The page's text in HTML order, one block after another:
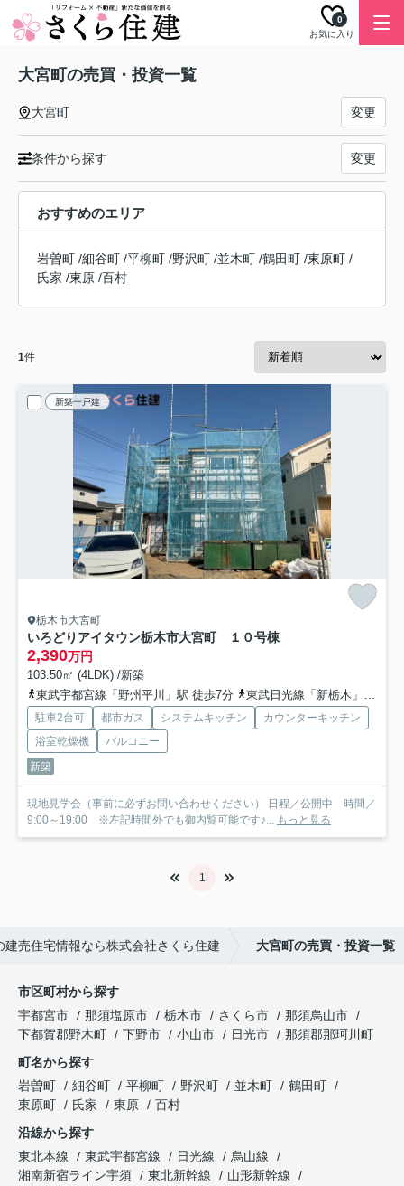
お気に入り
0
大宮町の売買・投資一覧
大宮町 変更
条件から探す 変更
おすすめのエリア
岩曽町 /細谷町 /平柳町 /野沢町 /並木町 /鶴田町 /東原町 /
氏家 /東原 /百村
1件
新築一戸建
栃木市大宮町
いろどりアイタウン栃木市大宮町 １０号棟
2,390万円
103.50㎡ (4LDK) /新築
東武宇都宮線「野州平川」駅 徒歩7分
東武日光線「新栃木」駅 徒歩25分
駐車2台可 都市ガス システムキッチン
カウンターキッチン
浴室乾燥機
バルコニー
新築
現地見学会（事前に必ずお問い合わせください） 日程／公開中 時間／
9:00～19:00 ※左記時間外でも御内覧可能です♪... もっと見る
1
建売住宅情報なら株式会社さくら住建 大宮町の売買・投資一覧
市区町村から探す
宇都宮市
那須塩原市 栃木市 さくら市
那須烏山市
下都賀郡野木町
下野市 小山市 日光市
那須郡那珂川町
町名から探す
岩曽町
細谷町 平柳町 野沢町 並木町
鶴田町
東原町
氏家 東原
百村
沿線から探す
東北本線
東武宇都宮線 日光線
烏山線
湘南新宿ライン宇須
東北新幹線
山形新幹線